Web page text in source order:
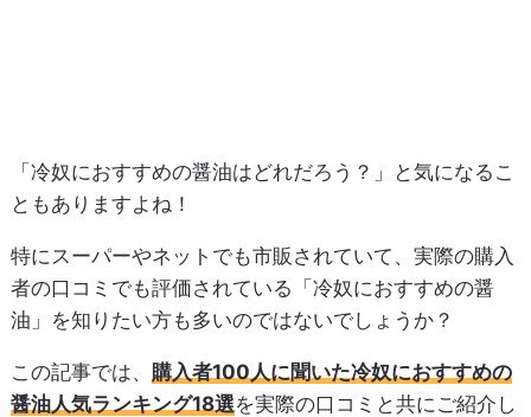
「冷奴におすすめの醤油はどれだろう？」と気になるこ
ともありますよね！
特にスーパーやネットでも市販されていて、実際の購入
者の口コミでも評価されている「冷奴におすすめの醤
油」を知りたい方も多いのではないでしょうか？
この記事では、 購入者100人に聞いた冷奴におすすめの
醤油人気ランキング18選を実際の口コミと共にご紹介し